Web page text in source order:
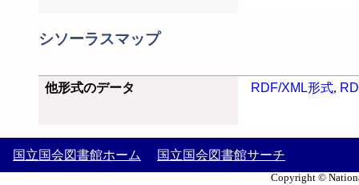
シソーラスマップ
他形式のデータ RDF/XML形式,
国立国会図書館ホーム 国立国会図書館サーチ
Copyright ©